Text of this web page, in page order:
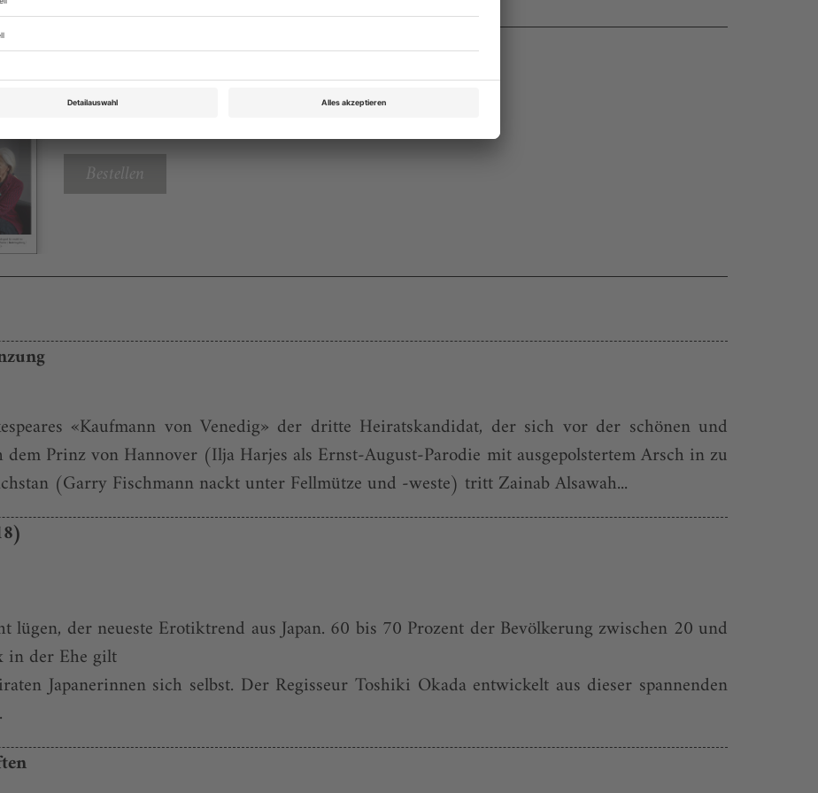
Rubrik: Chronik, Seite 58
Bestellen
«Kaufmann von Venedig» der dritte Heiratskandidat, der sich vor der schönen und
Prinz von Hannover (Ilja Harjes als Ernst-August-Parodie mit ausgepolstertem Arsch in zu
(Garry Fischmann nackt unter Fellmütze und -weste) tritt Zainab Alsawah...
lügen, der neueste Erotiktrend aus Japan. 60 bis 70 Prozent der Bevölkerung zwischen 20 und
in der Ehe gilt
Japanerinnen sich selbst. Der Regisseur Toshiki Okada entwickelt aus dieser spannenden